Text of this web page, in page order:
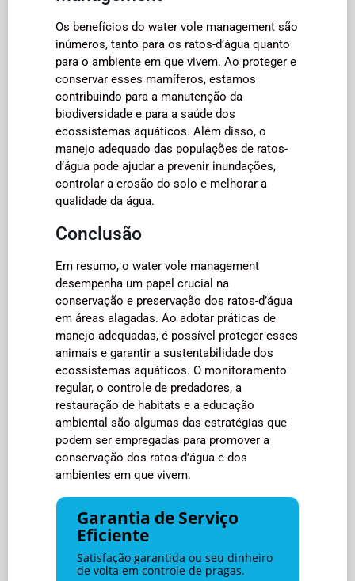
Os benefícios do water vole management são
inúmeros, tanto para os ratos-d’água quanto
para o ambiente em que vivem. Ao proteger e
conservar esses mamíferos, estamos
contribuindo para a manutenção da
biodiversidade e para a saúde dos
ecossistemas aquáticos. Além disso, o
manejo adequado das populações de ratos-
d’água pode ajudar a prevenir inundações,
controlar a erosão do solo e melhorar a
qualidade da água.
Conclusão
Em resumo, o water vole management
desempenha um papel crucial na
conservação e preservação dos ratos-d’água
em áreas alagadas. Ao adotar práticas de
manejo adequadas, é possível proteger esses
animais e garantir a sustentabilidade dos
ecossistemas aquáticos. O monitoramento
regular, o controle de predadores, a
restauração de habitats e a educação
ambiental são algumas das estratégias que
podem ser empregadas para promover a
conservação dos ratos-d’água e dos
ambientes em que vivem.
Garantia de Serviço
Eficiente
Satisfação garantida ou seu dinheiro
de volta em controle de pragas.